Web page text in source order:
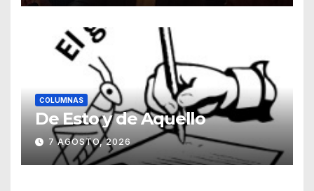
COLUMNAS
De Esto y de Aquello
7 AGOSTO, 2026